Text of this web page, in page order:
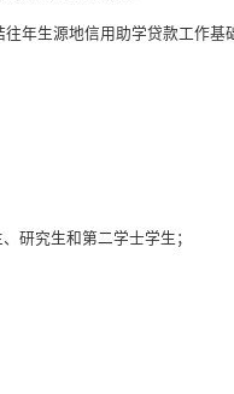
年生源地信用助学贷款工作基
研究生和第二学士学生；